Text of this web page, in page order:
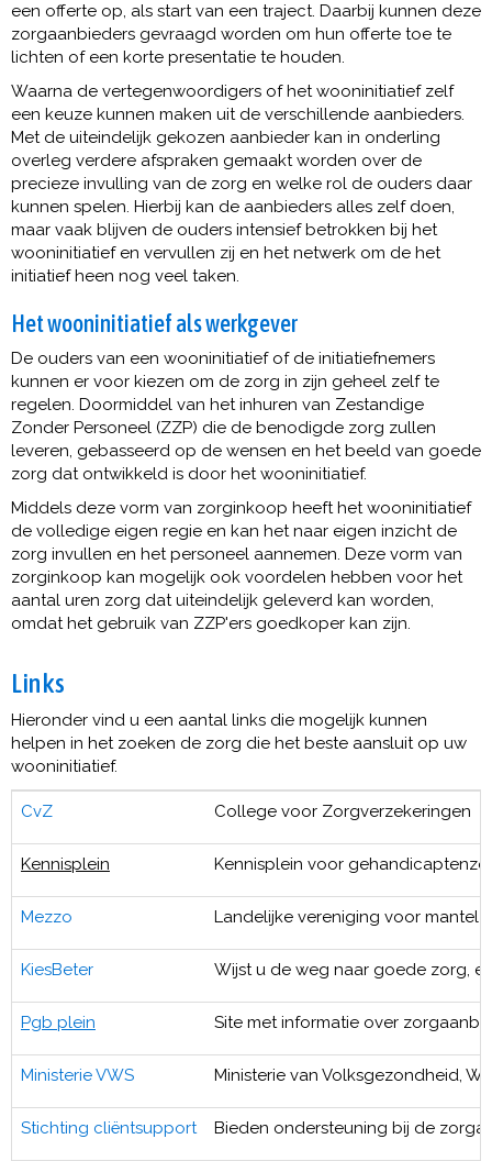
een offerte op, als start van een traject. Daarbij kunnen deze
zorgaanbieders gevraagd worden om hun offerte toe te
lichten of een korte presentatie te houden.
Waarna de vertegenwoordigers of het wooninitiatief zelf
een keuze kunnen maken uit de verschillende aanbieders.
Met de uiteindelijk gekozen aanbieder kan in onderling
overleg verdere afspraken gemaakt worden over de
precieze invulling van de zorg en welke rol de ouders daar
kunnen spelen. Hierbij kan de aanbieders alles zelf doen,
maar vaak blijven de ouders intensief betrokken bij het
wooninitiatief en vervullen zij en het netwerk om de het
initiatief heen nog veel taken.
Het wooninitiatief als werkgever
De ouders van een wooninitiatief of de initiatiefnemers
kunnen er voor kiezen om de zorg in zijn geheel zelf te
regelen. Doormiddel van het inhuren van Zestandige
Zonder Personeel (ZZP) die de benodigde zorg zullen
leveren, gebasseerd op de wensen en het beeld van goede
zorg dat ontwikkeld is door het wooninitiatief.
Middels deze vorm van zorginkoop heeft het wooninitiatief
de volledige eigen regie en kan het naar eigen inzicht de
zorg invullen en het personeel aannemen. Deze vorm van
zorginkoop kan mogelijk ook voordelen hebben voor het
aantal uren zorg dat uiteindelijk geleverd kan worden,
omdat het gebruik van ZZP'ers goedkoper kan zijn.
Links
Hieronder vind u een aantal links die mogelijk kunnen
helpen in het zoeken de zorg die het beste aansluit op uw
wooninitiatief.
CvZ College voor Zorgverzekeringen
Kennisplein Kennisplein voor
Mezzo Landelijke vereniging voor
KiesBeter Wijst u de weg naar goede zorg,
Pgb plein Site met informatie over
Ministerie VWS Ministerie van Volksgezondheid,
Stichting cliëntsupport Bieden ondersteuning bij de